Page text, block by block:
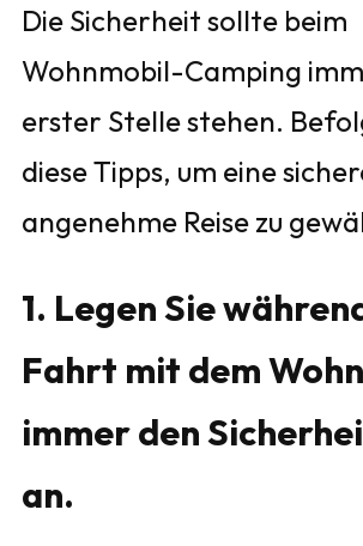
Die Sicherheit sollte beim
Wohnmobil-Camping
erster Stelle stehen.
diese Tipps, um eine
angenehme Reise zu
1. Legen Sie
Fahrt mit dem
immer den
an.